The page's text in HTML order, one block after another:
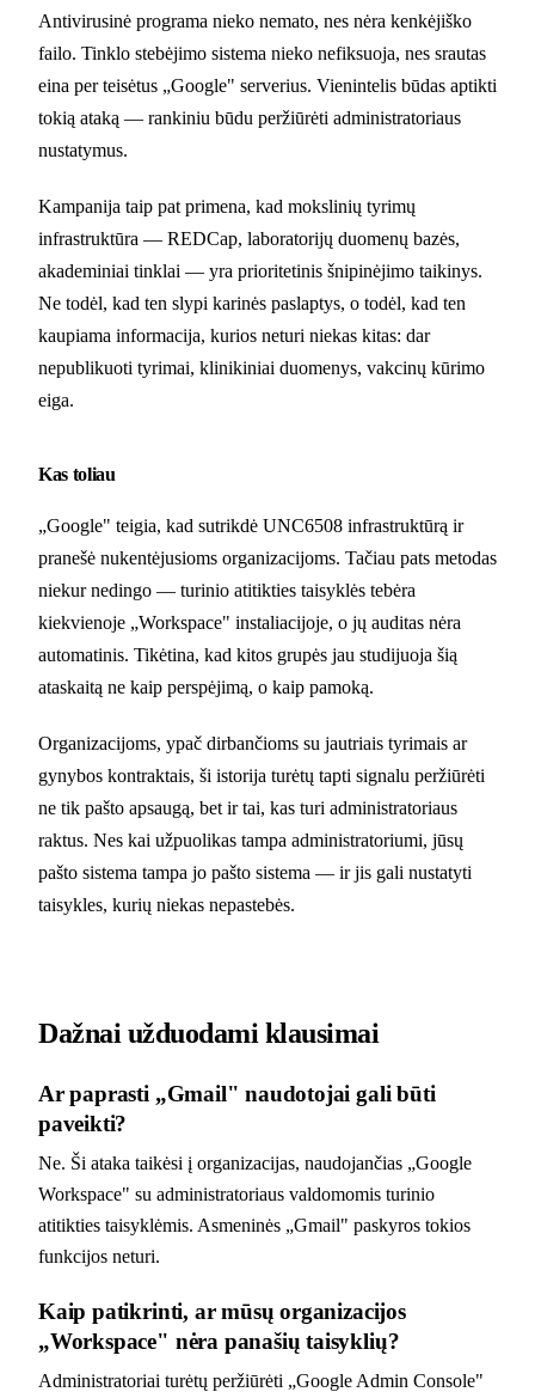
Antivirusinė programa nieko nemato, nes nėra kenkėjiško
failo. Tinklo stebėjimo sistema nieko nefiksuoja, nes srautas
eina per teisėtus „Google" serverius. Vienintelis būdas aptikti
tokią ataką — rankiniu būdu peržiūrėti administratoriaus
nustatymus.
Kampanija taip pat primena, kad mokslinių tyrimų
infrastruktūra — REDCap, laboratorijų duomenų bazės,
akademiniai tinklai — yra prioritetinis šnipinėjimo taikinys.
Ne todėl, kad ten slypi karinės paslaptys, o todėl, kad ten
kaupiama informacija, kurios neturi niekas kitas: dar
nepublikuoti tyrimai, klinikiniai duomenys, vakcinų kūrimo
eiga.
Kas toliau
„Google" teigia, kad sutrikdė UNC6508 infrastruktūrą ir
pranešė nukentėjusioms organizacijoms. Tačiau pats metodas
niekur nedingo — turinio atitikties taisyklės tebėra
kiekvienoje „Workspace" instaliacijoje, o jų auditas nėra
automatinis. Tikėtina, kad kitos grupės jau studijuoja šią
ataskaitą ne kaip perspėjimą, o kaip pamoką.
Organizacijoms, ypač dirbančioms su jautriais tyrimais ar
gynybos kontraktais, ši istorija turėtų tapti signalu peržiūrėti
ne tik pašto apsaugą, bet ir tai, kas turi administratoriaus
raktus. Nes kai užpuolikas tampa administratoriumi, jūsų
pašto sistema tampa jo pašto sistema — ir jis gali nustatyti
taisykles, kurių niekas nepastebės.
Dažnai užduodami klausimai
Ar paprasti „Gmail" naudotojai gali būti
paveikti?
Ne. Ši ataka taikėsi į organizacijas, naudojančias „Google
Workspace" su administratoriaus valdomomis turinio
atitikties taisyklėmis. Asmeninės „Gmail" paskyros tokios
funkcijos neturi.
Kaip patikrinti, ar mūsų organizacijos
„Workspace" nėra panašių taisyklių?
Administratoriai turėtų peržiūrėti „Google Admin Console"